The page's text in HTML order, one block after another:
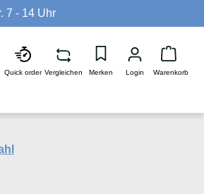
7 - 14 Uhr
Quick order Vergleichen Merken Login Warenkorb